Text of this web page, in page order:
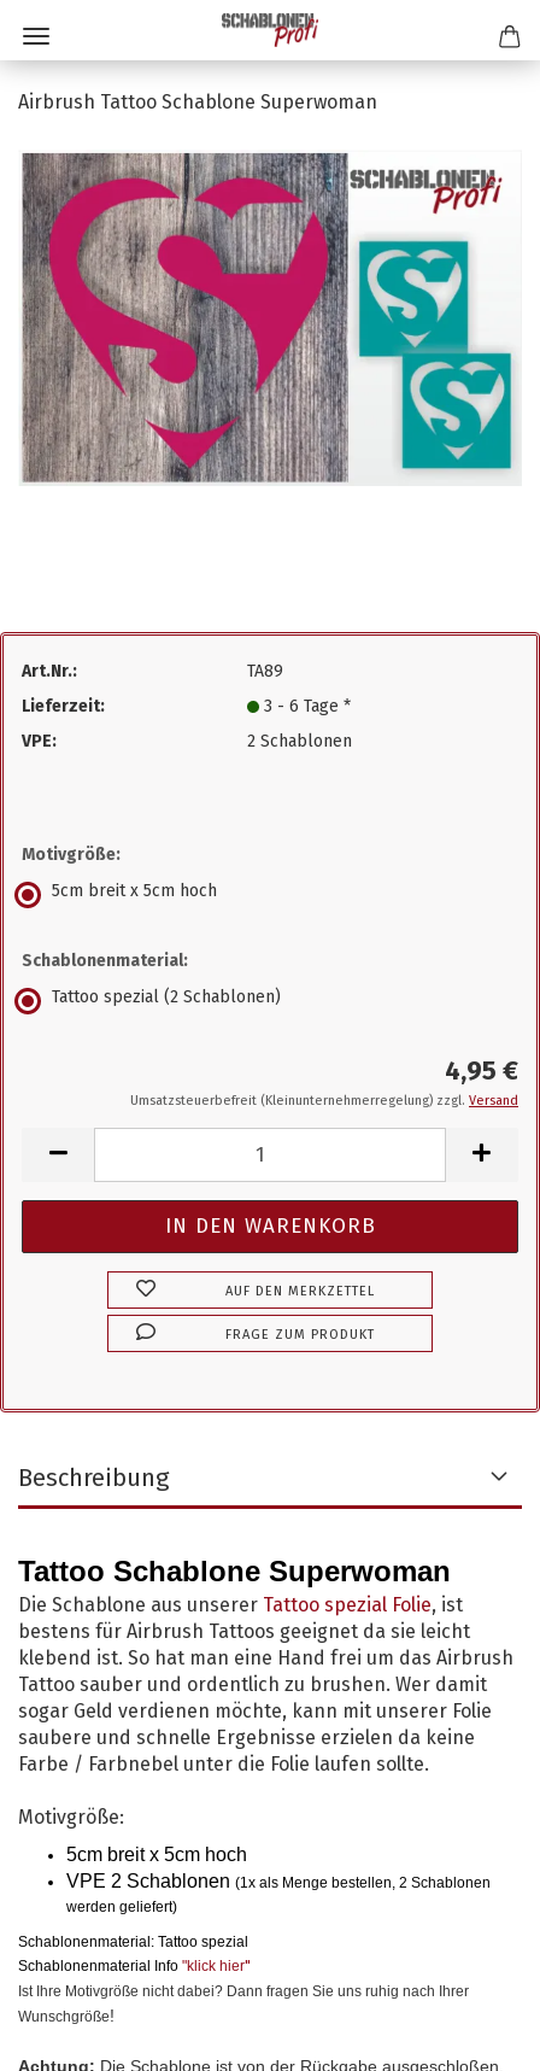
Airbrush Tattoo Schablone Superwoman
Art.Nr.:
TA89
Lieferzeit:
3 - 6 Tage *
VPE:
2 Schablonen
Motivgröße:
5cm breit x 5cm hoch
Schablonenmaterial:
Tattoo spezial (2 Schablonen)
4,95 €
Umsatzsteuerbefreit (Kleinunternehmerregelung) zzgl. Versand
AUF DEN MERKZETTEL
FRAGE ZUM PRODUKT
Beschreibung
Tattoo Schablone Superwoman
Die Schablone aus unserer Tattoo spezial Folie, ist
bestens für Airbrush Tattoos geeignet da sie leicht
klebend ist. So hat man eine Hand frei um das Airbrush
Tattoo sauber und ordentlich zu brushen. Wer damit
sogar Geld verdienen möchte, kann mit unserer Folie
saubere und schnelle Ergebnisse erzielen da keine
Farbe / Farbnebel unter die Folie laufen sollte.
Motivgröße:
5cm breit x 5cm hoch
VPE 2 Schablonen (1x als Menge bestellen, 2 Schablonen
werden geliefert)
Schablonenmaterial: Tattoo spezial
Schablonenmaterial Info "klick hier"
Ist Ihre Motivgröße nicht dabei? Dann fragen Sie uns ruhig nach Ihrer
Wunschgröße!
Achtung: Die Schablone ist von der Rückgabe ausgeschloßen,